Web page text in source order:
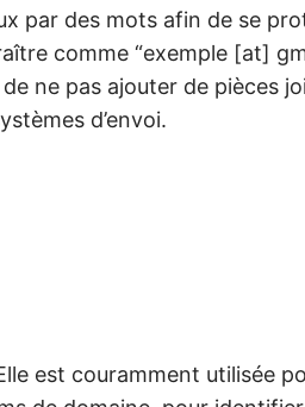
par des mots afin de se
comme “exemple [at]
ne pas ajouter de pièces
d’envoi.
est couramment utilisée